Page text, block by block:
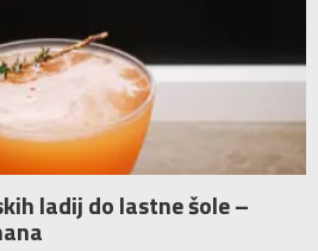
ladij do lastne šole –